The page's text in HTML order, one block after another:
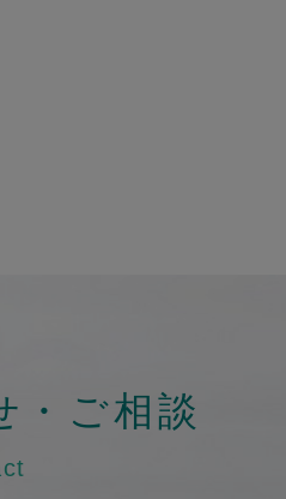
・ご相談